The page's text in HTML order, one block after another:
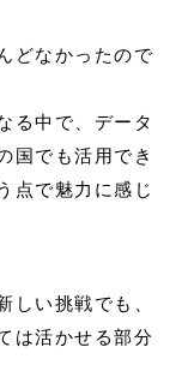
どなかったので
る中で、データ
国でも活用でき
点で魅力に感じ
しい挑戦でも、
は活かせる部分